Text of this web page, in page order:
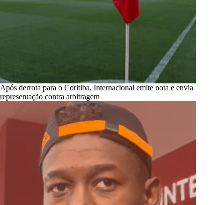
Após derrota para o Coritiba, Internacional emite nota e envia
representação contra arbitragem